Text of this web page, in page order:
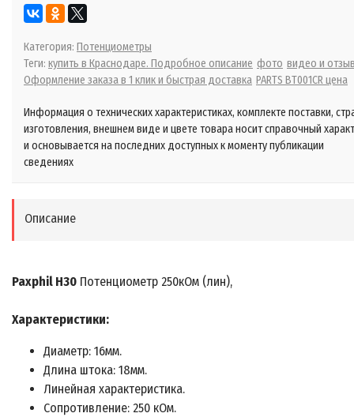
Категория: Потенциометры
Теги: купить в Краснодаре. Подробное описание фото видео и
Оформление заказа в 1 клик и быстрая доставка PARTS BT001CR цена
Информация о технических характеристиках, комплекте поставки,
изготовления, внешнем виде и цвете товара носит справочный
и основывается на последних доступных к моменту публикации
сведениях
Описание
Paxphil H30 Потенциометр 250кОм (лин),
Характеристики:
Диаметр: 16мм.
Длина штока: 18мм.
Линейная характеристика.
Сопротивление: 250 кОм.